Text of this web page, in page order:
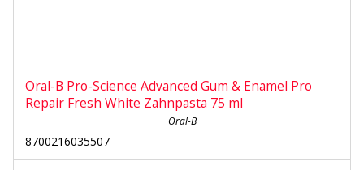
Oral-B Pro-Science Advanced Gum & Enamel Pro
Repair Fresh White Zahnpasta 75 ml
Oral-B
8700216035507